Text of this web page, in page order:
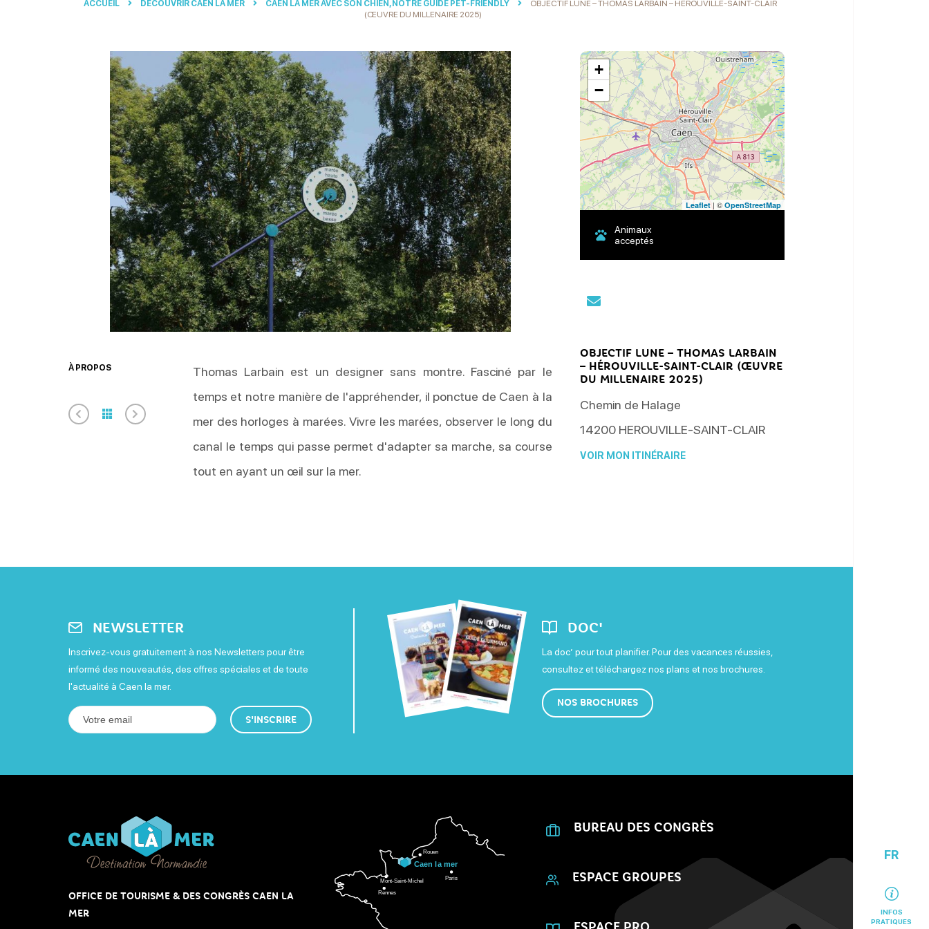
FR
INFOS
PRATIQUES
ACCUEIL DÉCOUVRIR CAEN LA MER CAEN LA MER AVEC SON CHIEN, NOTRE GUIDE PET-FRIENDLY
OBJECTIF LUNE – THOMAS LARBAIN – HÉROUVILLE-SAINT-CLAIR
(ŒUVRE DU MILLENAIRE 2025)
À PROPOS
Thomas Larbain est un designer sans montre. Fasciné par le
temps et notre manière de l'appréhender, il ponctue de Caen à la
mer des horloges à marées. Vivre les marées, observer le long du
canal le temps qui passe permet d'adapter sa marche, sa course
tout en ayant un œil sur la mer.
+
−
Leaflet| ©OpenStreetMap
Animaux
acceptés
OBJECTIF LUNE – THOMAS LARBAIN
– HÉROUVILLE-SAINT-CLAIR (ŒUVRE
DU MILLENAIRE 2025)
Chemin de Halage
14200 HEROUVILLE-SAINT-CLAIR
VOIR MON ITINÉRAIRE
NEWSLETTER
Inscrivez-vous gratuitement à nos Newsletters pour être
informé des nouveautés, des offres spéciales et de toute
l'actualité à Caen la mer.
S'INSCRIRE
DOC'
La doc’ pour tout planifier. Pour des vacances réussies,
consultez et téléchargez nos plans et nos brochures.
NOS BROCHURES
OFFICE DE TOURISME & DES CONGRÈS CAEN LA
MER
BUREAU DES CONGRÈS
ESPACE GROUPES